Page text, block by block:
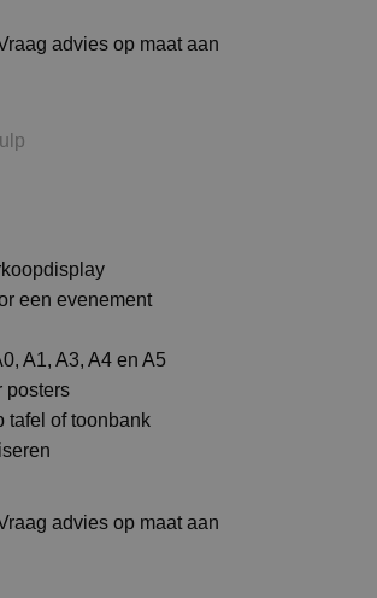
advies op maat aan
een evenement
A1, A3, A4 en A5
posters
tafel of toonbank
advies op maat aan